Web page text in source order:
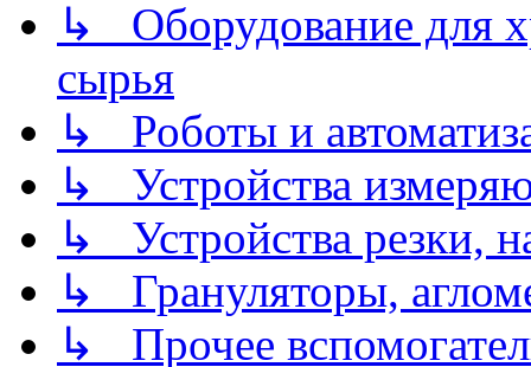
↳ Оборудование для
сырья
↳ Роботы и
↳ Устройства
↳ Устройства резки,
↳ Грануляторы,
↳ Прочее